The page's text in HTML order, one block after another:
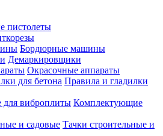
пистолеты
Бордюрные машины
Демаркировщики
Окрасочные аппараты
Правила и гладилки
Комплектующие
Тачки строительные и